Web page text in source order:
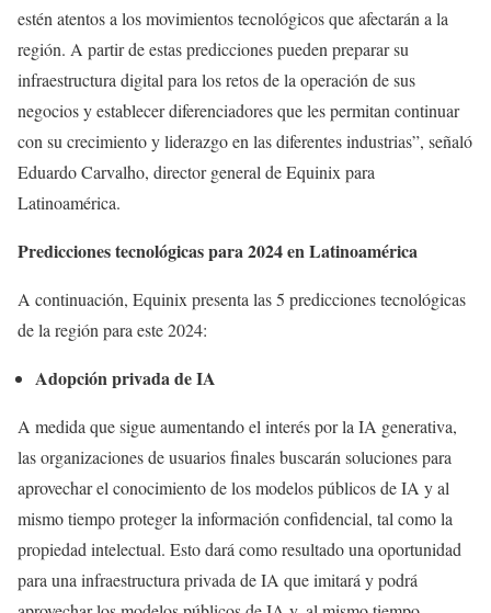
estén atentos a los movimientos tecnológicos que afectarán a la
región. A partir de estas predicciones pueden preparar su
infraestructura digital para los retos de la operación de sus
negocios y establecer diferenciadores que les permitan continuar
con su crecimiento y liderazgo en las diferentes industrias”, señaló
Eduardo Carvalho, director general de Equinix para
Latinoamérica.
Predicciones tecnológicas para 2024 en Latinoamérica
A continuación, Equinix presenta las 5 predicciones tecnológicas
de la región para este 2024:
Adopción privada de IA
A medida que sigue aumentando el interés por la IA generativa,
las organizaciones de usuarios finales buscarán soluciones para
aprovechar el conocimiento de los modelos públicos de IA y al
mismo tiempo proteger la información confidencial, tal como la
propiedad intelectual. Esto dará como resultado una oportunidad
para una infraestructura privada de IA que imitará y podrá